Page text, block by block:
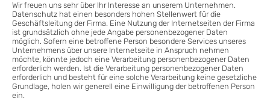
Wir freuen uns sehr über Ihr Interesse an unserem Unternehmen.
Datenschutz hat einen besonders hohen Stellenwert für die
Geschäftsleitung der Firma. Eine Nutzung der Internetseiten der Firma
ist grundsätzlich ohne jede Angabe personenbezogener Daten
möglich. Sofern eine betroffene Person besondere Services unseres
Unternehmens über unsere Internetseite in Anspruch nehmen
möchte, könnte jedoch eine Verarbeitung personenbezogener Daten
erforderlich werden. Ist die Verarbeitung personenbezogener Daten
erforderlich und besteht für eine solche Verarbeitung keine gesetzliche
Grundlage, holen wir generell eine Einwilligung der betroffenen Person
ein.